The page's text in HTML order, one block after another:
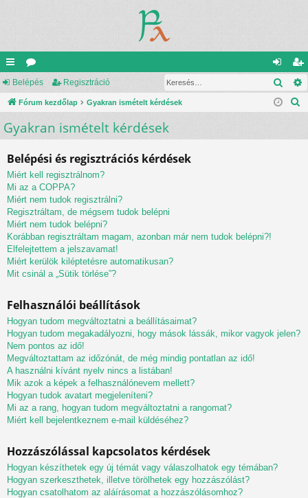
yo
rs
lin
k
ór
u
m
el
ép
eg
is
Belépés Regisztráció
Fórum kezdőlap Gyakran ismételt kérdések
Gyakran ismételt kérdések
Belépési és regisztrációs kérdések
Miért kell regisztrálnom?
Mi az a COPPA?
Miért nem tudok regisztrálni?
Regisztráltam, de mégsem tudok belépni
Miért nem tudok belépni?
Korábban regisztráltam magam, azonban már nem tudok belépni?!
Elfelejtettem a jelszavamat!
Miért kerülök kiléptetésre automatikusan?
Mit csinál a „Sütik törlése”?
Felhasználói beállítások
Hogyan tudom megváltoztatni a beállításaimat?
Hogyan tudom megakadályozni, hogy mások lássák, mikor vagyok jelen?
Nem pontos az idő!
Megváltoztattam az időzónát, de még mindig pontatlan az idő!
A használni kívánt nyelv nincs a listában!
Mik azok a képek a felhasználónevem mellett?
Hogyan tudok avatart megjeleníteni?
Mi az a rang, hogyan tudom megváltoztatni a rangomat?
Miért kell bejelentkeznem e-mail küldéséhez?
Hozzászólással kapcsolatos kérdések
Hogyan készíthetek egy új témát vagy válaszolhatok egy témában?
Hogyan szerkeszthetek, illetve törölhetek egy hozzászólást?
Hogyan csatolhatom az aláírásomat a hozzászólásomhoz?